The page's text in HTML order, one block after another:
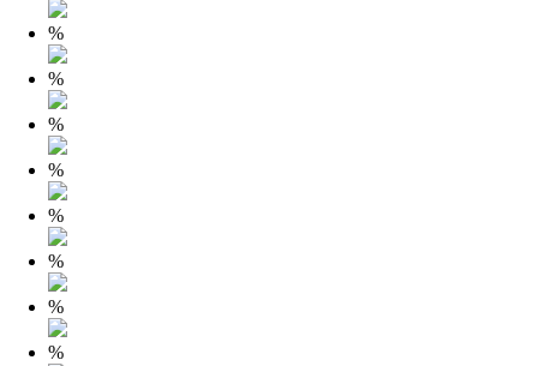
%
%
%
%
%
%
%
%